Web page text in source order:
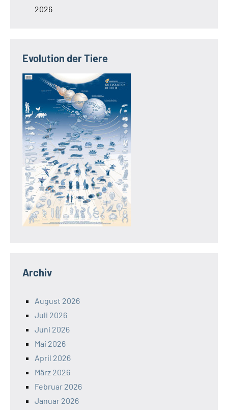
2026
Evolution der Tiere
Archiv
August 2026
Juli 2026
Juni 2026
Mai 2026
April 2026
März 2026
Februar 2026
Januar 2026